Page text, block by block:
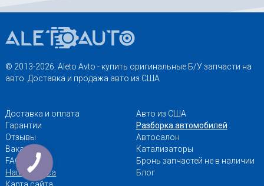
© 2013-2026. Aleto Avto - купить оригинальные Б/У запчасти на
авто. Доставка и продажа авто из США
Доставка и оплата
Гарантии
Отзывы
Вакансии
FAQ
Наши адреса
Авто из США
Разборка автомобилей
Автосалон
Катализаторы
Бронь запчастей не в наличии
Блог